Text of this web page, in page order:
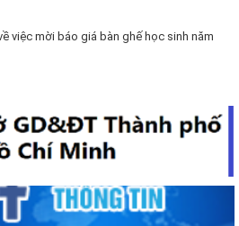
việc mời báo giá bàn ghế học sinh năm